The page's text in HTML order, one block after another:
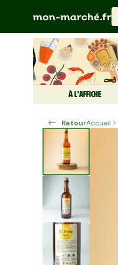
À L'AFFICHE
RetourAccueil